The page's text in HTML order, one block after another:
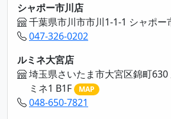
シャポー市川店
千葉県市川市市川1-1-1 シャポー
047-326-0202
ルミネ大宮店
埼玉県さいたま市大宮区錦町
ミネ1 B1F
MAP
048-650-7821